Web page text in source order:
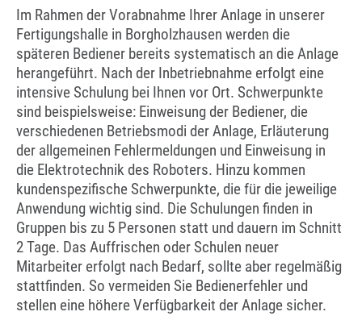
Im Rahmen der Vorabnahme Ihrer Anlage in unserer
Fertigungshalle in Borgholzhausen werden die
späteren Bediener bereits systematisch an die Anlage
herangeführt. Nach der Inbetriebnahme erfolgt eine
intensive Schulung bei Ihnen vor Ort. Schwerpunkte
sind beispielsweise: Einweisung der Bediener, die
verschiedenen Betriebsmodi der Anlage, Erläuterung
der allgemeinen Fehlermeldungen und Einweisung in
die Elektrotechnik des Roboters. Hinzu kommen
kundenspezifische Schwerpunkte, die für die jeweilige
Anwendung wichtig sind. Die Schulungen finden in
Gruppen bis zu 5 Personen statt und dauern im Schnitt
2 Tage. Das Auffrischen oder Schulen neuer
Mitarbeiter erfolgt nach Bedarf, sollte aber regelmäßig
stattfinden. So vermeiden Sie Bedienerfehler und
stellen eine höhere Verfügbarkeit der Anlage sicher.